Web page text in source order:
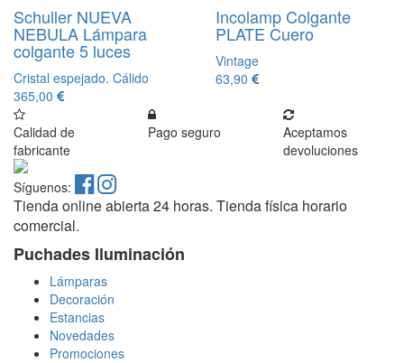
Schuller NUEVA
NEBULA Lámpara
colgante 5 luces
Cristal espejado. Cálido
365,00
Incolamp Colgante
PLATE Cuero
Vintage
63,90
Calidad de
fabricante
Pago seguro
Aceptamos
devoluciones
Síguenos:
Tienda online abierta 24 horas. Tienda física horario
comercial.
Puchades Iluminación
Lámparas
Decoración
Estancias
Novedades
Promociones